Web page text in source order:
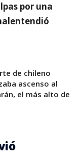
por una
de chileno
ascenso al
el más alto de